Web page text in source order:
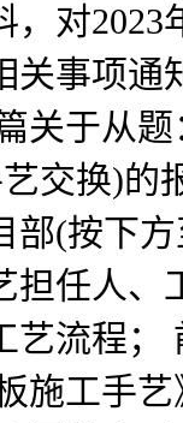
，对
事项通
关于从
交换)的
部(按下
担任人
艺流程
施工手